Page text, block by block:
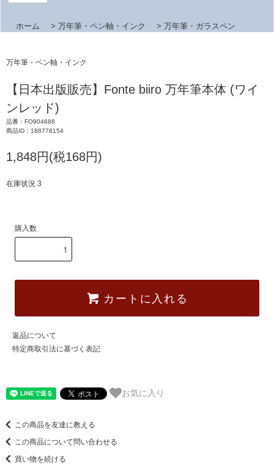
ホーム > 万年筆・ペン軸・インク > 万年筆・ガラスペン
万年筆・ペン軸・インク
【日本出版販売】Fonte biiro 万年筆本体 (ワイ
ンレッド)
品番：FO904688
商品ID：188778154
1,848円(税168円)
在庫状況 3
購入数
カートに入れる
返品について
特定商取引法に基づく表記
お気に入り
この商品を友達に教える
この商品について問い合わせる
買い物を続ける